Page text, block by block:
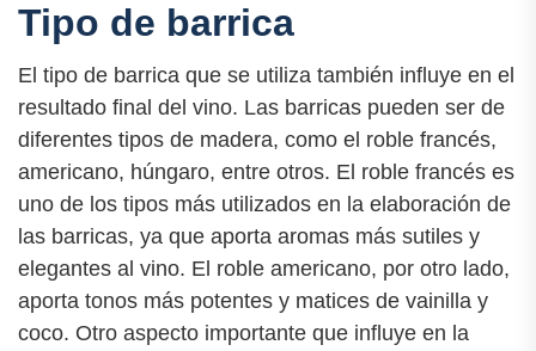
Tipo de barrica
El tipo de barrica que se utiliza también influye en el
resultado final del vino. Las barricas pueden ser de
diferentes tipos de madera, como el roble francés,
americano, húngaro, entre otros. El roble francés es
uno de los tipos más utilizados en la elaboración de
las barricas, ya que aporta aromas más sutiles y
elegantes al vino. El roble americano, por otro lado,
aporta tonos más potentes y matices de vainilla y
coco. Otro aspecto importante que influye en la